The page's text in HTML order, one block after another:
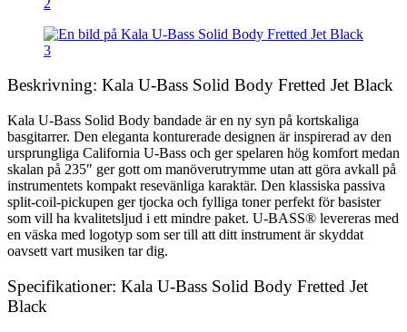
Beskrivning: Kala U-Bass Solid Body Fretted Jet Black
Kala U-Bass Solid Body bandade är en ny syn på kortskaliga
basgitarrer. Den eleganta konturerade designen är inspirerad av den
ursprungliga California U-Bass och ger spelaren hög komfort medan
skalan på 235″ ger gott om manöverutrymme utan att göra avkall på
instrumentets kompakt resevänliga karaktär. Den klassiska passiva
split-coil-pickupen ger tjocka och fylliga toner perfekt för basister
som vill ha kvalitetsljud i ett mindre paket. U-BASS® levereras med
en väska med logotyp som ser till att ditt instrument är skyddat
oavsett vart musiken tar dig.
Specifikationer: Kala U-Bass Solid Body Fretted Jet
Black